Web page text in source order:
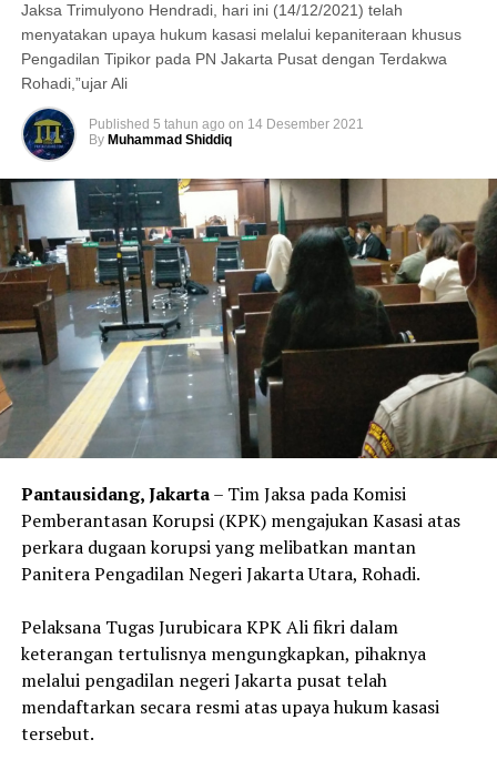
Jaksa Trimulyono Hendradi, hari ini (14/12/2021) telah
menyatakan upaya hukum kasasi melalui kepaniteraan khusus
Pengadilan Tipikor pada PN Jakarta Pusat dengan Terdakwa
Rohadi,”ujar Ali
Published 5 tahun ago on 14 Desember 2021
By Muhammad Shiddiq
Pantausidang, Jakarta– Tim Jaksa pada Komisi
Pemberantasan Korupsi (KPK) mengajukan Kasasi atas
perkara dugaan korupsi yang melibatkan mantan
Panitera Pengadilan Negeri Jakarta Utara, Rohadi.
Pelaksana Tugas Jurubicara KPK Ali fikri dalam
keterangan tertulisnya mengungkapkan, pihaknya
melalui pengadilan negeri Jakarta pusat telah
mendaftarkan secara resmi atas upaya hukum kasasi
tersebut.